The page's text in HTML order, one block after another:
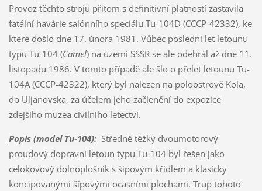
Provoz těchto strojů přitom s definitivní platností zastavila
fatální havárie salónního speciálu Tu-104D (CCCP-42332), ke
které došlo dne 17. února 1981. Vůbec poslední let letounu
typu Tu-104 (Camel) na území SSSR se ale odehrál až dne 11.
listopadu 1986. V tomto případě ale šlo o přelet letounu Tu-
104A (CCCP-42322), který byl nalezen na poloostrově Kola,
do Uljanovska, za účelem jeho začlenění do expozice
zdejšího muzea civilního letectví.
Popis (model Tu-104):Středně těžký dvoumotorový
proudový dopravní letoun typu Tu-104 byl řešen jako
celokovový dolnoplošník s šípovým křídlem a klasicky
koncipovanými šípovými ocasními plochami. Trup tohoto